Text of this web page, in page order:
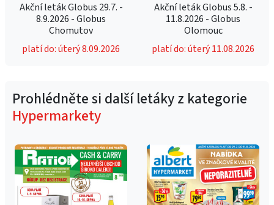
Akční leták Globus 29.7. -
8.9.2026 - Globus
Chomutov
platí do: úterý 8.09.2026
Akční leták Globus 5.8. -
11.8.2026 - Globus
Olomouc
platí do: úterý 11.08.2026
Prohlédněte si další letáky z kategorie
Hypermarkety